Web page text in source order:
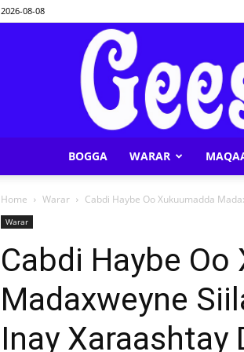
2026-08-08
BOGGA WARAR
Home Warar Cabdi Haybe Oo Xukuumadda
Warar
Cabdi Haybe
Madaxweyne
Inay Xaraashtay